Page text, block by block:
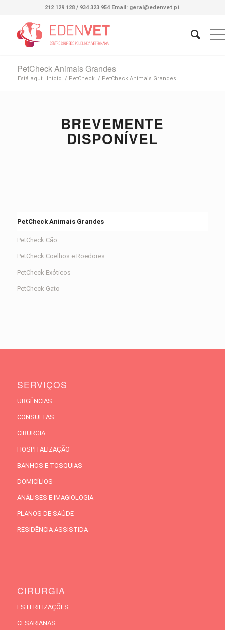
212 129 128 / 934 323 954 Email: geral@edenvet.pt
PetCheck Animais Grandes
Está aqui: Início / PetCheck / PetCheck Animais Grandes
BREVEMENTE
DISPONÍVEL
PetCheck Animais Grandes
PetCheck Cão
PetCheck Coelhos e Roedores
PetCheck Exóticos
PetCheck Gato
SERVIÇOS
URGÊNCIAS
CONSULTAS
CIRURGIA
HOSPITALIZAÇÃO
BANHOS E TOSQUIAS
DOMICÍLIOS
ANÁLISES E IMAGIOLOGIA
PLANOS DE SAÚDE
RESIDÊNCIA ASSISTIDA
CIRURGIA
ESTERILIZAÇÕES
CESARIANAS